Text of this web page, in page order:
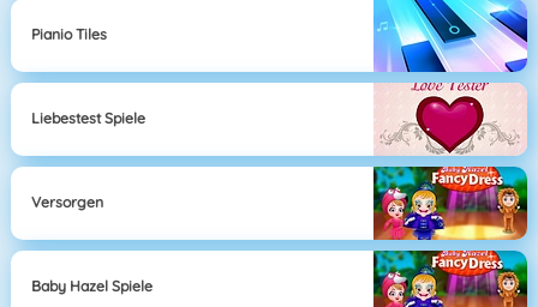
Pianio Tiles
Liebestest Spiele
Versorgen
Baby Hazel Spiele